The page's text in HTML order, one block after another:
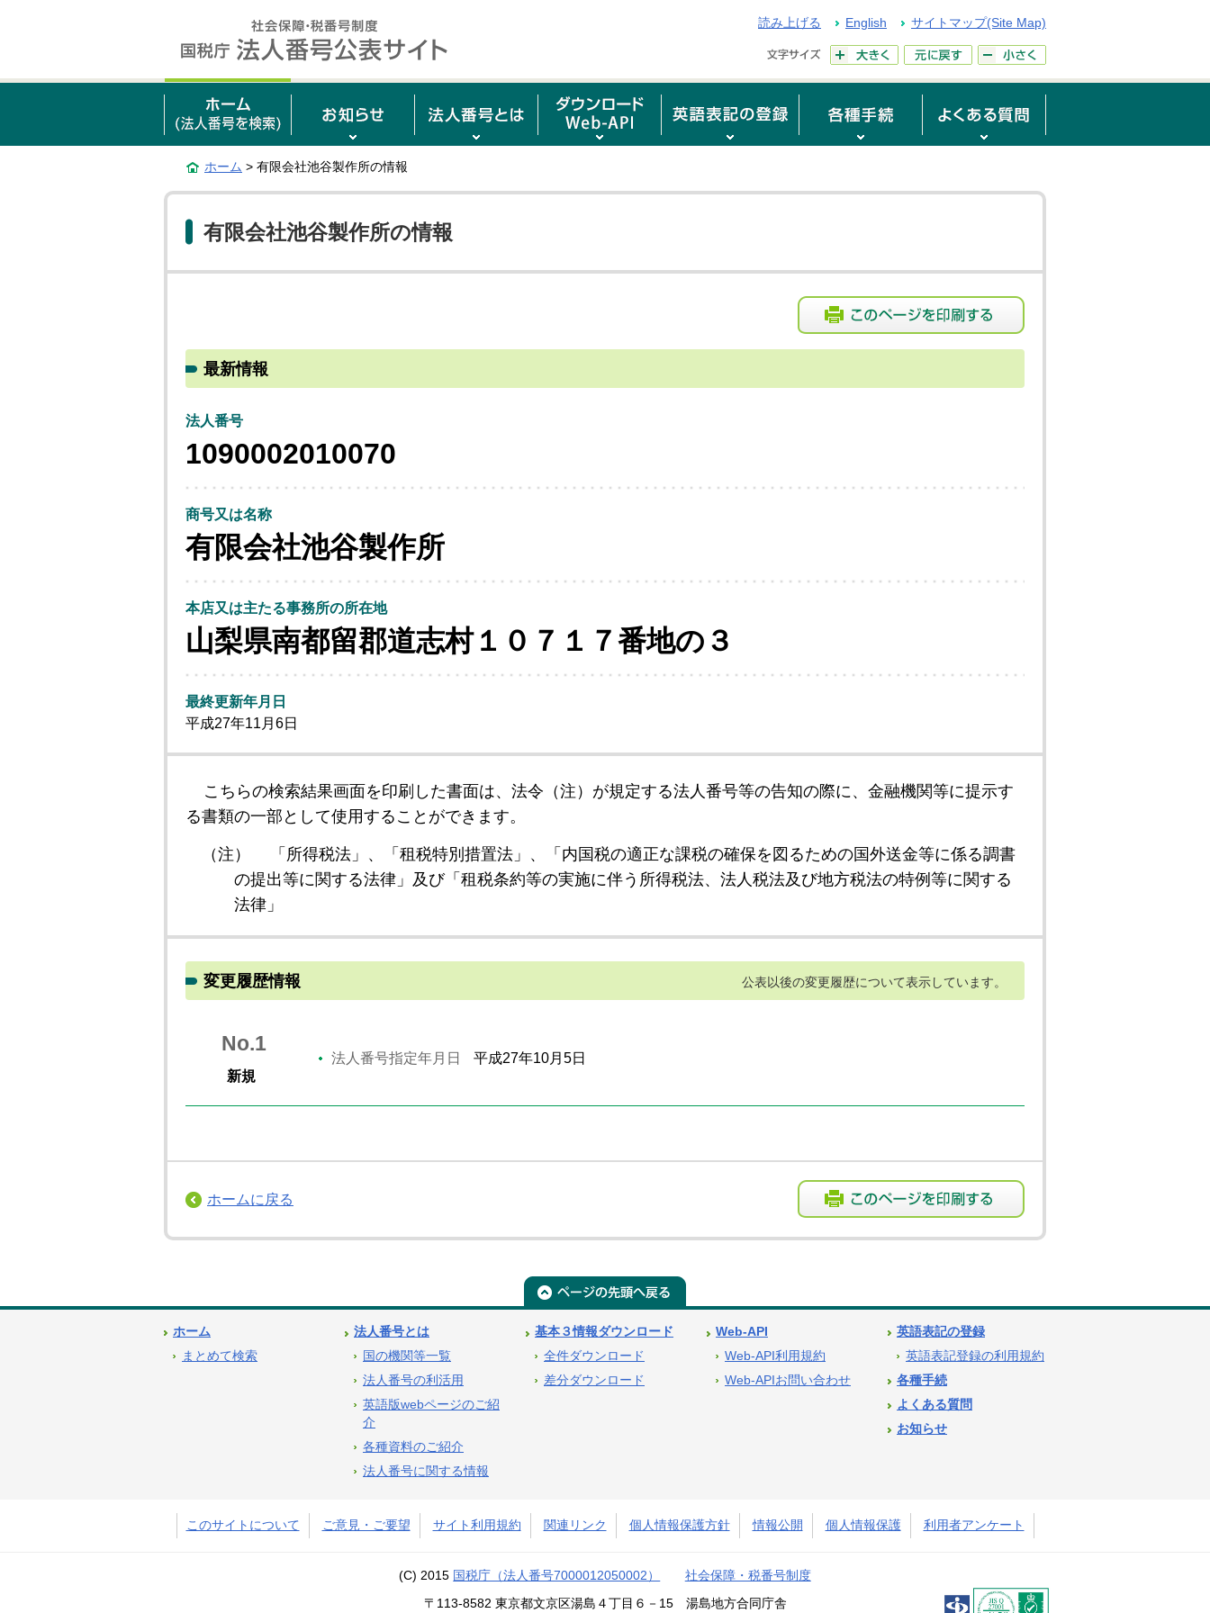
読み上げる English サイトマップ(Site Map)
ホーム > 有限会社池谷製作所の情報
有限会社池谷製作所の情報
最新情報
法人番号
1090002010070
商号又は名称
有限会社池谷製作所
本店又は主たる事務所の所在地
山梨県南都留郡道志村１０７１７番地の３
最終更新年月日
平成27年11月6日
こちらの検索結果画面を印刷した書面は、法令（注）が規定する法人番号等の告知の際に、金融機関等に提示す
る書類の一部として使用することができます。
（注）
「所得税法」、「租税特別措置法」、「内国税の適正な課税の確保を図るための国外送金等に係る調書
の提出等に関する法律」及び「租税条約等の実施に伴う所得税法、法人税法及び地方税法の特例等に関する
法律」
変更履歴情報 公表以後の変更履歴について表示しています。
No.1
新規
法人番号指定年月日 平成27年10月5日
ホームに戻る
ホーム
まとめて検索
法人番号とは
国の機関等一覧
法人番号の利活用
英語版webページのご紹
介
各種資料のご紹介
法人番号に関する情報
基本３情報ダウンロード
全件ダウンロード
差分ダウンロード
Web-API
Web-API利用規約
Web-APIお問い合わせ
英語表記の登録
英語表記登録の利用規約
各種手続
よくある質問
お知らせ
このサイトについて ご意見・ご要望 サイト利用規約 関連リンク 個人情報保護方針 情報公開 個人情報保護 利用者アンケート
(C) 2015 国税庁（法人番号7000012050002） 社会保障・税番号制度
〒113-8582 東京都文京区湯島４丁目６－15 湯島地方合同庁舎